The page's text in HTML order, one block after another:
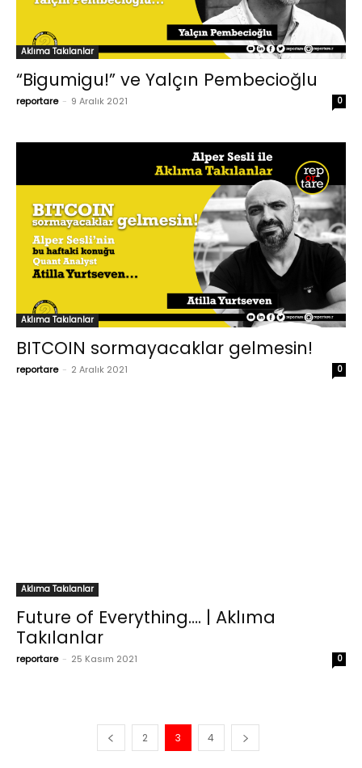
Aklıma Takılanlar
“Bigumigu!” ve Yalçın Pembecioğlu
reportare - 9 Aralık 2021 0
Aklıma Takılanlar
BITCOIN sormayacaklar gelmesin!
reportare - 2 Aralık 2021 0
Aklıma Takılanlar
Future of Everything…. | Aklıma
Takılanlar
reportare - 25 Kasım 2021 0
2 3 4